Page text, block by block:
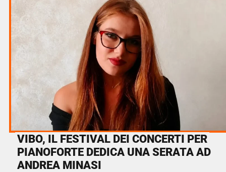
VIBO, IL FESTIVAL DEI CONCERTI PER
PIANOFORTE DEDICA UNA SERATA AD
ANDREA MINASI